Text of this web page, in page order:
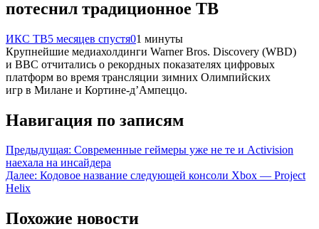
потеснил традиционное ТВ
ИКС ТВ5 месяцев спустя01 минуты
Крупнейшие медиахолдинги Warner Bros. Discovery (WBD)
и BBC отчитались о рекордных показателях цифровых
платформ во время трансляции зимних Олимпийских
игр в Милане и Кортине-д’Ампеццо.
Навигация по записям
Предыдущая: Современные геймеры уже не те и Activision
наехала на инсайдера
Далее: Кодовое название следующей консоли Xbox — Project
Helix
Похожие новости